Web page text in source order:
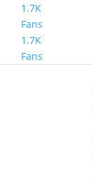
1.7K
Fans
1.7K
Fans